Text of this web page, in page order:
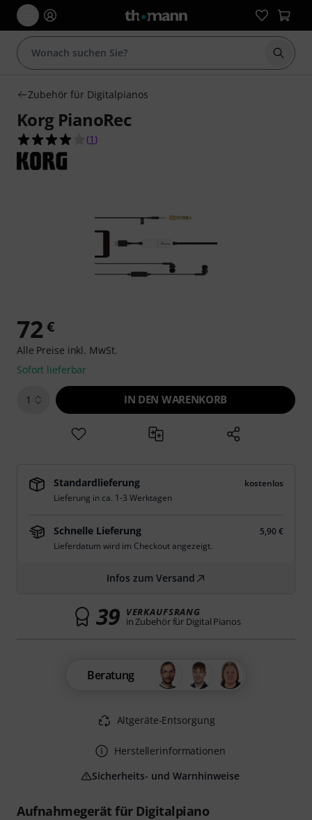
Suche
Zubehör für Digitalpianos
Korg PianoRec
4.0 von 5 Sternen aus 1 Kundenbewertungen
(1 )
Aufnahmegerät für Digitalpiano
72 €
Alle Preise inkl. MwSt.
Sofort lieferbar
1 IN DEN WARENKORB
Standardlieferung
kostenlos
Lieferung in ca. 1-3 Werktagen
Schnelle Lieferung
5,90 €
Lieferdatum wird im Checkout angezeigt.
Infos zum Versand
39 VERKAUFSRANG
in Zubehör für Digital Pianos
Beratung
Altgeräte-Entsorgung
Herstellerinformationen
Sicherheits- und Warnhinweise